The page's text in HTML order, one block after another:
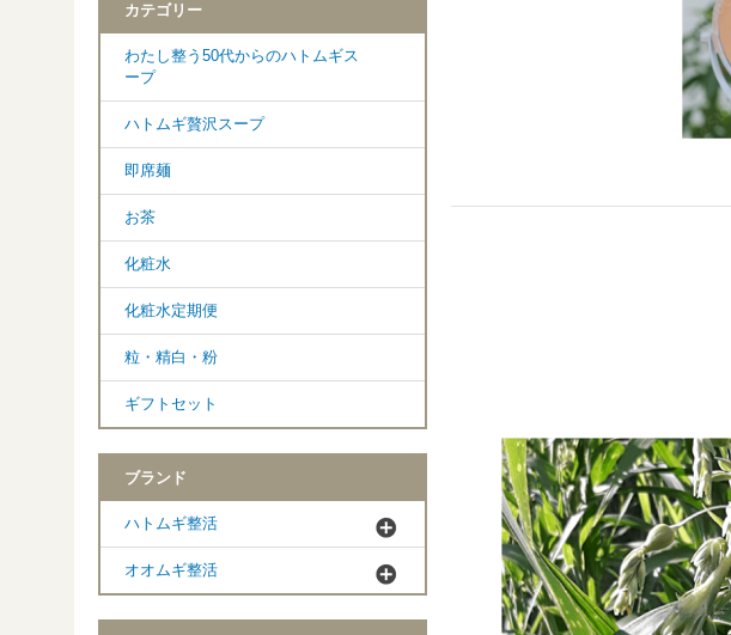
カテゴリー
わたし整う50代からのハトムギス
ープ
ハトムギ贅沢スープ
即席麺
お茶
化粧水
化粧水定期便
粒・精白・粉
ギフトセット
ブランド
ハトムギ整活
オオムギ整活